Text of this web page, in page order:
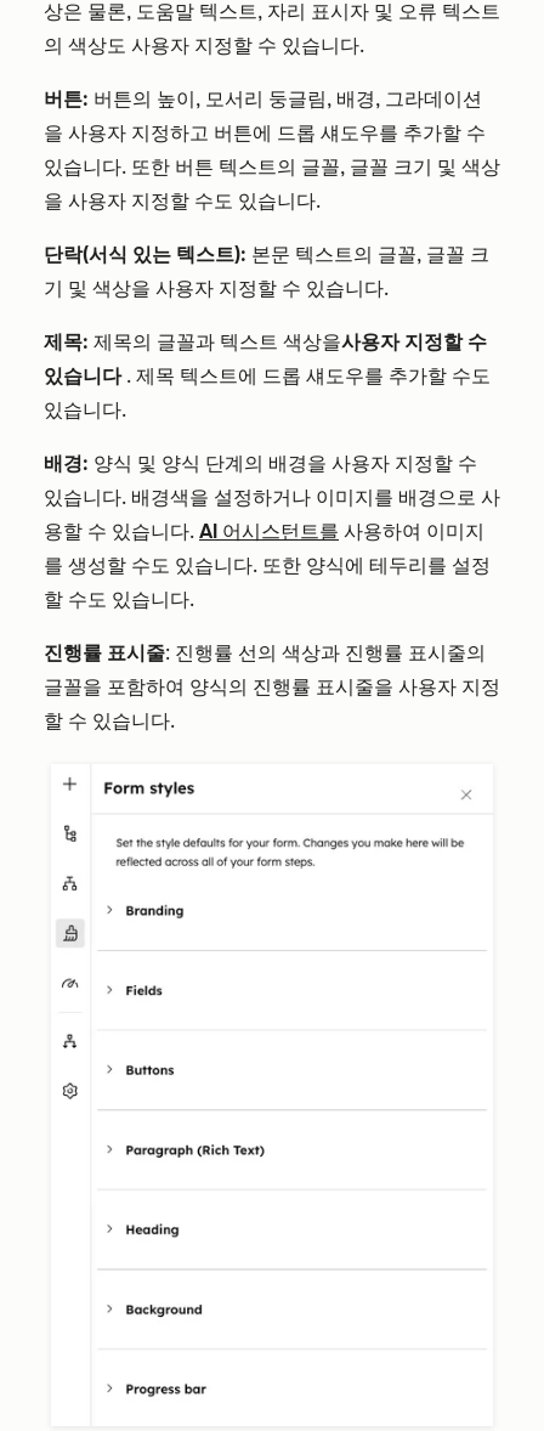
상은 물론, 도움말 텍스트, 자리 표시자 및 오류 텍스트
의 색상도 사용자 지정할 수 있습니다.
버튼: 버튼의 높이, 모서리 둥글림, 배경, 그라데이션
을 사용자 지정하고 버튼에 드롭 섀도우를 추가할 수
있습니다. 또한 버튼 텍스트의 글꼴, 글꼴 크기 및 색상
을 사용자 지정할 수도 있습니다.
단락(서식 있는 텍스트): 본문 텍스트의 글꼴, 글꼴 크
기 및 색상을 사용자 지정할 수 있습니다.
제목: 제목의 글꼴과 텍스트 색상을사용자 지정할 수
있습니다 . 제목 텍스트에 드롭 섀도우를 추가할 수도
있습니다.
배경: 양식 및 양식 단계의 배경을 사용자 지정할 수
있습니다. 배경색을 설정하거나 이미지를 배경으로 사
용할 수 있습니다. AI 어시스턴트를 사용하여 이미지
를 생성할 수도 있습니다. 또한 양식에 테두리를 설정
할 수도 있습니다.
진행률 표시줄: 진행률 선의 색상과 진행률 표시줄의
글꼴을 포함하여 양식의 진행률 표시줄을 사용자 지정
할 수 있습니다.